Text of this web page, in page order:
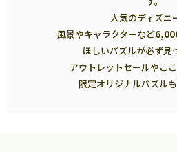
人気のディズニ
風景やキャラクターなど
ほしいパズルが必ず見
アウトレットセールやこ
限定オリジナルパズル